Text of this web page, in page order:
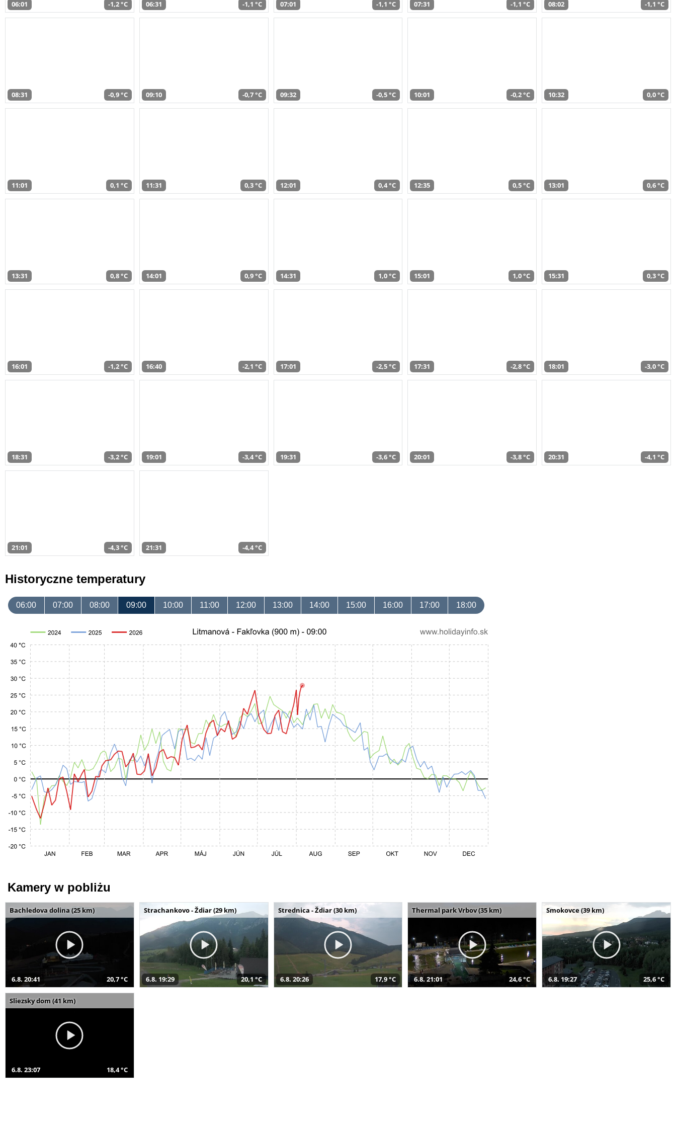
06:01 -1,2 °C 06:31 -1,1 °C 07:01 -1,1 °C 07:31 -1,1 °C 08:02 -1,1 °C
08:31 -0,9 °C 09:10 -0,7 °C 09:32 -0,5 °C 10:01 -0,2 °C 10:32 0,0 °C
11:01 0,1 °C 11:31 0,3 °C 12:01 0,4 °C 12:35 0,5 °C 13:01 0,6 °C
13:31 0,8 °C 14:01 0,9 °C 14:31 1,0 °C 15:01 1,0 °C 15:31 0,3 °C
16:01 -1,2 °C 16:40 -2,1 °C 17:01 -2,5 °C 17:31 -2,8 °C 18:01 -3,0 °C
18:31 -3,2 °C 19:01 -3,4 °C 19:31 -3,6 °C 20:01 -3,8 °C 20:31 -4,1 °C
21:01 -4,3 °C 21:31 -4,4 °C
Historyczne temperatury
06:00 07:00 08:00 09:00 10:00 11:00 12:00 13:00 14:00 15:00 16:00 17:00 18:00
Kamery w pobliżu
Bachledova dolina (25 km)
6.8. 20:41 20,7 °C
Strachankovo - Ždiar (29 km)
6.8. 19:29 20,1 °C
Strednica - Ždiar (30 km)
6.8. 20:26 17,9 °C
Thermal park Vrbov (35 km)
6.8. 21:01 24,6 °C
Smokovce (39 km)
6.8. 19:27 25,6 °C
Sliezsky dom (41 km)
6.8. 23:07 18,4 °C